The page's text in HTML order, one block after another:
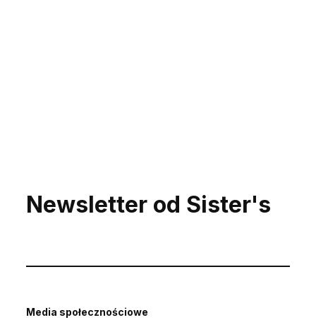
Newsletter od Sister's
Media społecznościowe